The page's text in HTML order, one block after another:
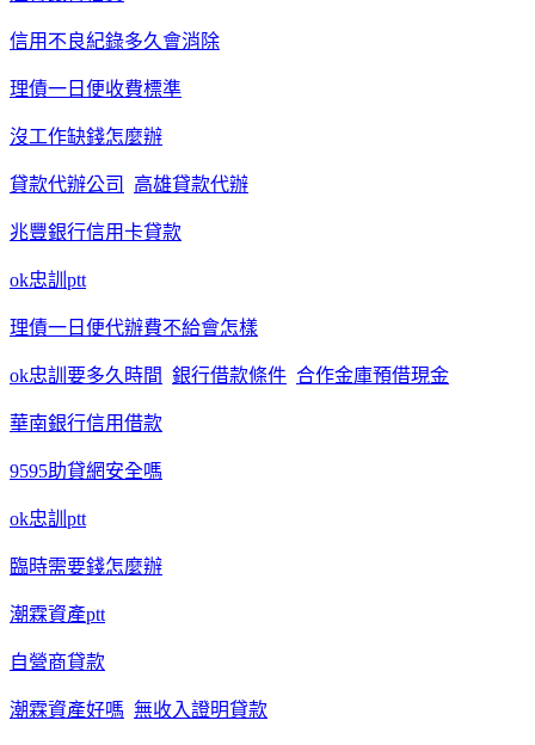
信用不良紀錄多久會消除
理債一日便收費標準
沒工作缺錢怎麼辦
貸款代辦公司 高雄貸款代辦
兆豐銀行信用卡貸款
ok忠訓ptt
理債一日便代辦費不給會怎樣
ok忠訓要多久時間 銀行借款條件 合作金庫預借現金
華南銀行信用借款
9595助貸網安全嗎
ok忠訓ptt
臨時需要錢怎麼辦
潮霖資產ptt
自營商貸款
潮霖資產好嗎 無收入證明貸款